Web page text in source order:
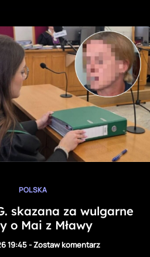
POLSKA
skazana za wulgarne
o Mai z Mławy
19:45-Zostaw komentarz